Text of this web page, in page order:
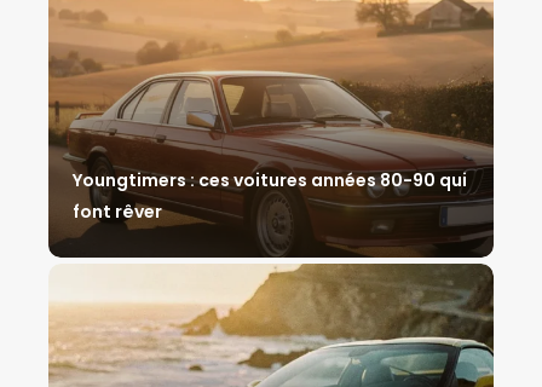
Youngtimers : ces voitures années 80-90 qui
font rêver